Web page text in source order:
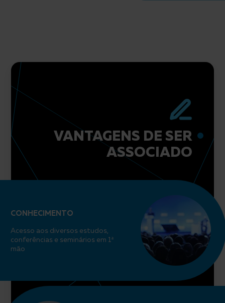
Highlights
VANTAGENS DE SER
ASSOCIADO
CONHECIMENTO
Acesso aos diversos estudos,
conferências e seminários em 1ª
mão